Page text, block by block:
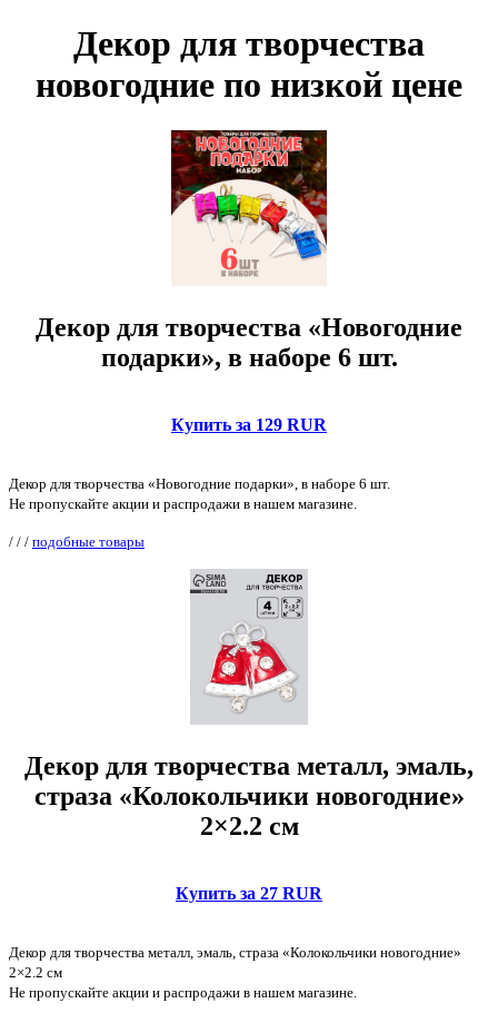
Декор для творчества
новогодние по низкой цене
Декор для творчества «Новогодние
подарки», в наборе 6 шт.
Купить за 129 RUR
Декор для творчества «Новогодние подарки», в наборе 6 шт.
Не пропускайте акции и распродажи в нашем магазине.
/ / / подобные товары
Декор для творчества металл, эмаль,
страза «Колокольчики новогодние»
2×2.2 см
Купить за 27 RUR
Декор для творчества металл, эмаль, страза «Колокольчики новогодние»
2×2.2 см
Не пропускайте акции и распродажи в нашем магазине.